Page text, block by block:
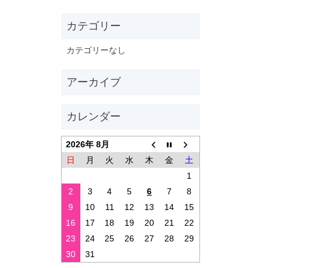
カテゴリーなし
2026年 8月
日
月 火 水 木 金
土
1
2
3 4 5 6 7
8
9
10 11 12 13 14
15
16
17 18 19 20 21
22
23
24 25 26 27 28
29
30
31